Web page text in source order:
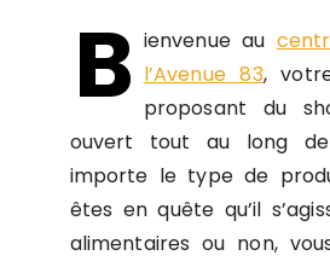
B ienvenue au
l’Avenue 83,
proposant du
ouvert tout au long de
importe le type de
êtes en quête qu’il
alimentaires ou non,